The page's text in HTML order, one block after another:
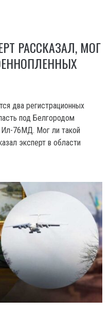
РАССКАЗАЛ, МОГ
два регистрационных
под Белгородом
76МД. Мог ли такой
эксперт в области